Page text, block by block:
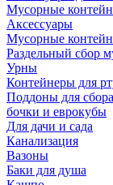
Мусорные
Аксессуары
Мусорные
Раздельный сбор
Урны
Контейнеры для
Поддоны для
бочки и еврокубы
Для дачи и сада
Канализация
Вазоны
Баки для душа